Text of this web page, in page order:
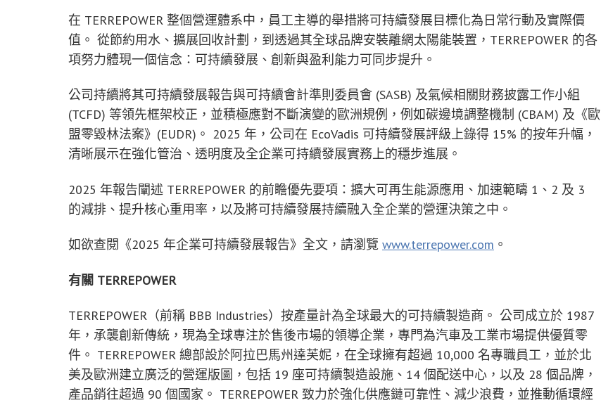
在 TERREPOWER 整個營運體系中，員工主導的舉措將可持續發展目標化為日常行動及實際價
值。 從節約用水、擴展回收計劃，到透過其全球品牌安裝離網太陽能裝置，TERREPOWER 的各
項努力體現一個信念：可持續發展、創新與盈利能力可同步提升。
公司持續將其可持續發展報告與可持續會計準則委員會 (SASB) 及氣候相關財務披露工作小組
(TCFD) 等領先框架校正，並積極應對不斷演變的歐洲規例，例如碳邊境調整機制 (CBAM) 及《歐
盟零毀林法案》(EUDR)。 2025 年，公司在 EcoVadis 可持續發展評級上錄得 15% 的按年升幅，
清晰展示在強化管治、透明度及全企業可持續發展實務上的穩步進展。
2025 年報告闡述 TERREPOWER 的前瞻優先要項：擴大可再生能源應用、加速範疇 1、2 及 3
的減排、提升核心重用率，以及將可持續發展持續融入全企業的營運決策之中。
如欲查閱《2025 年企業可持續發展報告》全文，請瀏覽 www.terrepower.com 。
有關 TERREPOWER
TERREPOWER（前稱 BBB Industries）按產量計為全球最大的可持續製造商。 公司成立於 1987
年，承襲創新傳統，現為全球專注於售後市場的領導企業，專門為汽車及工業市場提供優質零
件。 TERREPOWER 總部設於阿拉巴馬州達芙妮，在全球擁有超過 10,000 名專職員工，並於北
美及歐洲建立廣泛的營運版圖，包括 19 座可持續製造設施、14 個配送中心，以及 28 個品牌，
產品銷往超過 90 個國家。 TERREPOWER 致力於強化供應鏈可靠性、減少浪費，並推動循環經